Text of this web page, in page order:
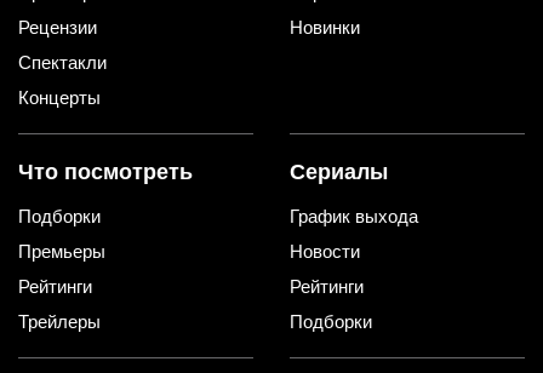
Рецензии
Спектакли
Концерты
Новинки
Что посмотреть
Подборки
Премьеры
Рейтинги
Трейлеры
Сериалы
График выхода
Новости
Рейтинги
Подборки